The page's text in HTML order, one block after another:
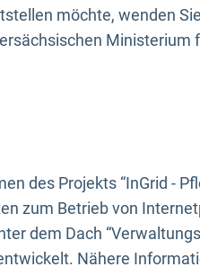
möchte, wenden
Ministerium
des Projekts “InGrid -
zum Betrieb von
dem Dach
Nähere